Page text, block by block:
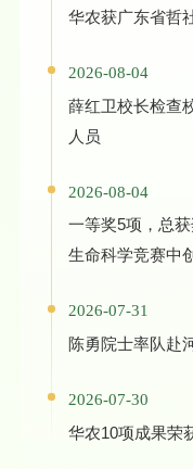
2026-08-04
薛红卫校长检查
人员
2026-08-04
一等奖5项，总
生命科学竞赛中
2026-07-31
陈勇院士率队赴
2026-07-30
华农10项成果荣